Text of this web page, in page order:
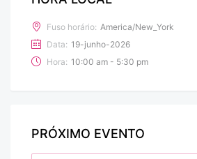
Fuso horário: America/New_York
Data: 19-junho-2026
Hora: 10:00 am - 5:30 pm
PRÓXIMO EVENTO